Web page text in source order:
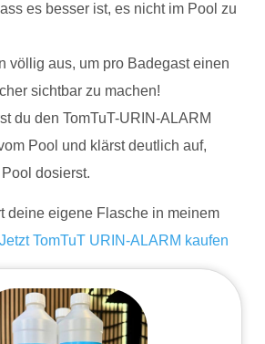
es besser ist, es nicht im Pool zu
völlig aus, um pro Badegast einen
sichtbar zu machen!
du den TomTuT-URIN-ALARM
Pool und klärst deutlich auf,
dosierst.
deine eigene Flasche in meinem
TomTuT URIN-ALARM kaufen